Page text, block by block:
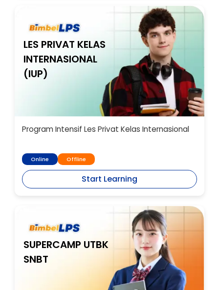
LES PRIVAT KELAS
INTERNASIONAL
(IUP)
Program Intensif Les Privat Kelas Internasional
Online Offline
Start Learning
SUPERCAMP UTBK
SNBT